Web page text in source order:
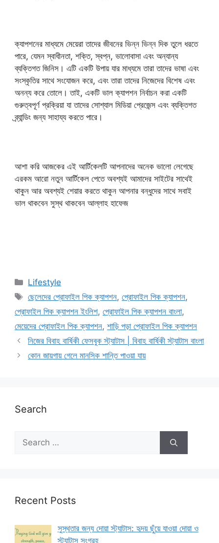
ক্যাপশনের মাধ্যমে মেয়েরা তাদের জীবনের ভিন্ন ভিন্ন দিক তুলে ধরতে
পারে, যেমন স্বাধীনতা, শক্তি, স্বপ্ন, ভালোবাসা এবং অন্যান্য
ব্যক্তিগত জিনিস। এটি একটি উপায় যার মাধ্যমে তারা তাদের ভাষা এবং
সংস্কৃতির সাথে সংযোজন করে, এবং তারা তাদের নিজেদের বিশেষ এবং
অনন্য করে তোলে। তাই, একটি ভাল ক্যাপশন নির্বাচন করা একটি
গুরুত্বপূর্ণ প্রক্রিয়া যা তাদের সোশ্যাল মিডিয়া প্রেজেন্স এবং ব্যক্তিগত
ব্র্যান্ডিং জন্য সাহায্য করতে পারে।
আশা করি আজকের এই আর্টিকেলটি আপনাদের অনেক ভালো লেগেছে
এরকম আরো নতুন আর্টিকেল পেতে অবশ্যই আমাদের সাইটের সাথেই
থাকুন আর অবশ্যই শেয়ার করতে থাকুন আপনার বন্ধুদের সাথে সবাই
ভাল থাকবেন সুস্থ থাকবেন আল্লাহ হাফেজ
Categories
Lifestyle
Tags
ছেলেদের প্রোফাইল পিক ক্যাপশন,প্রোফাইল পিক ক্যাপশন,
প্রোফাইল পিক ক্যাপশন ইংলিশ, প্রোফাইল পিক ক্যাপশন বাংলা,
মেয়েদের প্রোফাইল পিক ক্যাপশন, শাড়ি পড়া প্রোফাইল পিক ক্যাপশন
নিজের বিবাহ বার্ষিকী ফেসবুক স্ট্যাটাস | বিবাহ বার্ষিকী স্ট্যাটাস বাংলা
কোন জায়গায় গেলে মানসিক শান্তি পাওয়া যায়
Search
Search
for:
Recent Posts
সুস্থতার জন্য দোয়া স্ট্যাটাস: হৃদয় ছুঁয়ে যাওয়া দোয়া ও
স্ট্যাটাস সংগ্রহ